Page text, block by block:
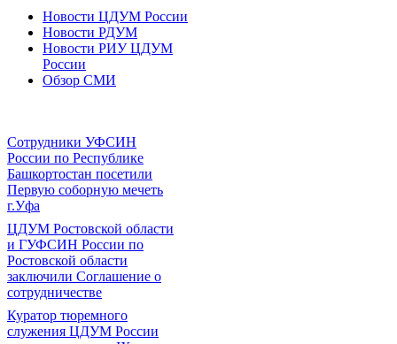
Новости ЦДУМ России
Новости РДУМ
Новости РИУ ЦДУМ
России
Обзор СМИ
Сотрудники УФСИН
России по Республике
Башкортостан посетили
Первую соборную мечеть
г.Уфа
ЦДУМ Ростовской области
и ГУФСИН России по
Ростовской области
заключили Соглашение о
сотрудничестве
Куратор тюремного
служения ЦДУМ России